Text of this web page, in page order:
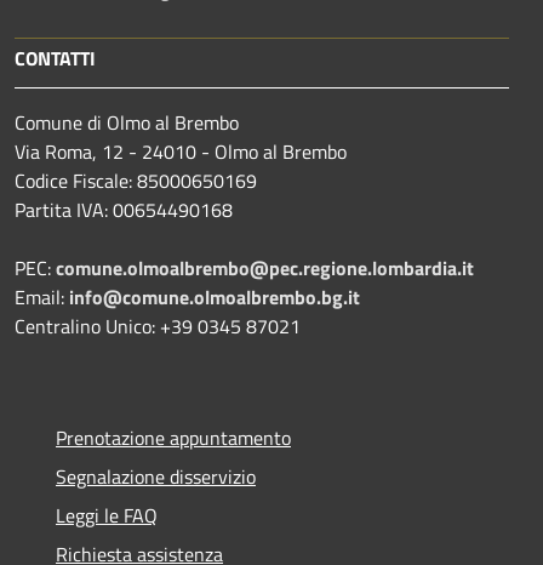
CONTATTI
Comune di Olmo al Brembo
Via Roma, 12 - 24010 - Olmo al Brembo
Codice Fiscale: 85000650169
Partita IVA: 00654490168
PEC:comune.olmoalbrembo@pec.regione.lombardia.it
Email: info@comune.olmoalbrembo.bg.it
Centralino Unico: +39 0345 87021
Prenotazione appuntamento
Segnalazione disservizio
Leggi le FAQ
Richiesta assistenza